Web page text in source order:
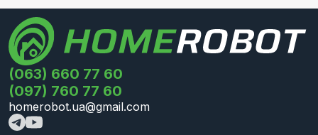
(063) 660 77 60
(097) 760 77 60
homerobot.ua@gmail.com